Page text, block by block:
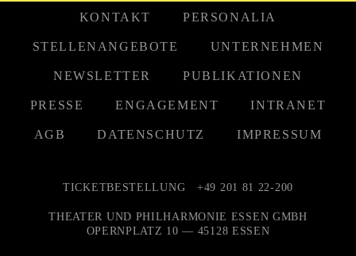
KONTAKT PERSONALIA
STELLENANGEBOTE UNTERNEHMEN
NEWSLETTER PUBLIKATIONEN
PRESSE ENGAGEMENT INTRANET
AGB DATENSCHUTZ IMPRESSUM
TICKETBESTELLUNG +49 201 81 22-200
THEATER UND PHILHARMONIE ESSEN GMBH
OPERNPLATZ 10 — 45128 ESSEN